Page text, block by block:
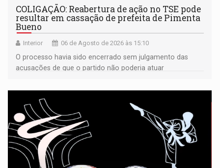
COLIGAÇÃO: Reabertura de ação no TSE pode
resultar em cassação de prefeita de Pimenta
Bueno
Interior 06 de Agosto de 2026 às 15:10
O processo havia sido encerrado sem julgamento das
acusações de que o partido não poderia atuar